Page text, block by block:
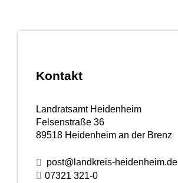
Kontakt
Landratsamt Heidenheim
Felsenstraße 36
89518 Heidenheim an der Brenz
post@landkreis-heidenheim.de
07321 321-0